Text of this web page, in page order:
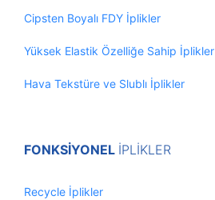
Cipsten Boyalı FDY İplikler
Yüksek Elastik Özelliğe Sahip İplikler
Hava Tekstüre ve Slublı İplikler
FONKSİYONEL İPLİKLER
Recycle İplikler